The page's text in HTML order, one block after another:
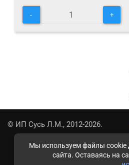
Мы используем файлы cookie
сайта. Оставаясь на
- +
© ИП Сусь Л.М., 2012-2026.